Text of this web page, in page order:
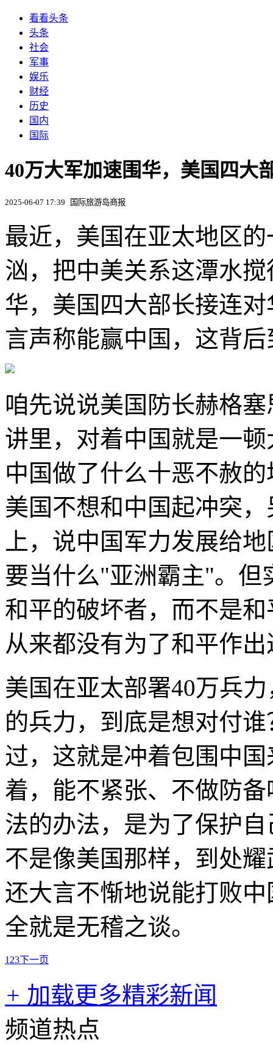
看看头条
头条
社会
军事
娱乐
财经
历史
国内
国际
40万大军加速围华，美国四大
2025-06-07 17:39 国际旅游岛商报
最近，美国在亚太地区
汹，把中美关系这潭水
华，美国四大部长接连
言声称能赢中国，这背
咱先说说美国防长赫格
讲里，对着中国就是一
中国做了什么十恶不赦
美国不想和中国起冲突
上，说中国军力发展给
要当什么"亚洲霸主"。但
和平的破坏者，而不是
从来都没有为了和平作
美国在亚太部署40万兵
的兵力，到底是想对付
过，这就是冲着包围中
着，能不紧张、不做防
法的办法，是为了保护
不是像美国那样，到处
还大言不惭地说能打败
全就是无稽之谈。
1 23下一页
+ 加载更多精彩新闻
频道热点